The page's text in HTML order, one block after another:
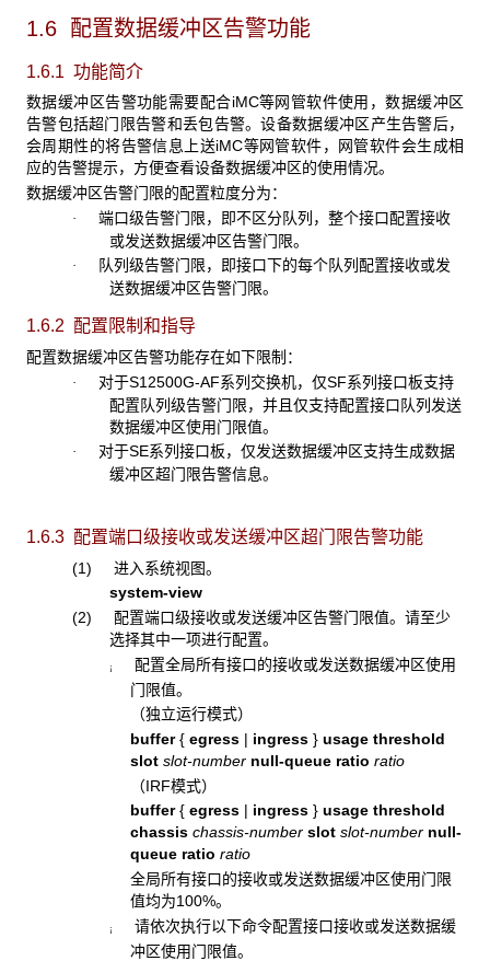
1.6 配置数据缓冲区告警功能
1.6.1 功能简介
数据缓冲区告警功能需要配合iMC等网管软件使用，数据缓冲区
告警包括超门限告警和丢包告警。设备数据缓冲区产生告警后，
会周期性的将告警信息上送iMC等网管软件，网管软件会生成相
应的告警提示，方便查看设备数据缓冲区的使用情况。
数据缓冲区告警门限的配置粒度分为：
· 端口级告警门限，即不区分队列，整个接口配置接收
或发送数据缓冲区告警门限。
· 队列级告警门限，即接口下的每个队列配置接收或发
送数据缓冲区告警门限。
1.6.2 配置限制和指导
配置数据缓冲区告警功能存在如下限制：
· 对于S12500G-AF系列交换机，仅SF系列接口板支持
配置队列级告警门限，并且仅支持配置接口队列发送
数据缓冲区使用门限值。
· 对于SE系列接口板，仅发送数据缓冲区支持生成数据
缓冲区超门限告警信息。
1.6.3 配置端口级接收或发送缓冲区超门限告警功能
(1) 进入系统视图。
system-view
(2) 配置端口级接收或发送缓冲区告警门限值。请至少
选择其中一项进行配置。
¡
配置全局所有接口的接收或发送数据缓冲区使用
门限值。
（独立运行模式）
buffer{egress | ingress }usage threshold
slot slot-numbernull-queue ratio ratio
（IRF模式）
buffer{egress | ingress }usage threshold
chassis chassis-numberslot slot-numbernull-
queue ratio ratio
全局所有接口的接收或发送数据缓冲区使用门限
值均为100%。
¡
请依次执行以下命令配置接口接收或发送数据缓
冲区使用门限值。